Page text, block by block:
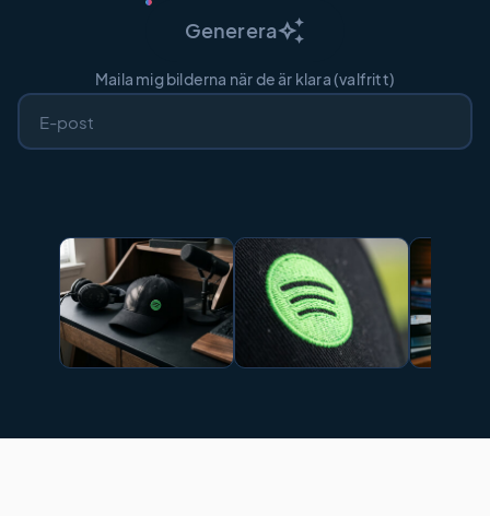
Genereraauto_awesome
Maila mig bilderna när de är klara (valfritt)